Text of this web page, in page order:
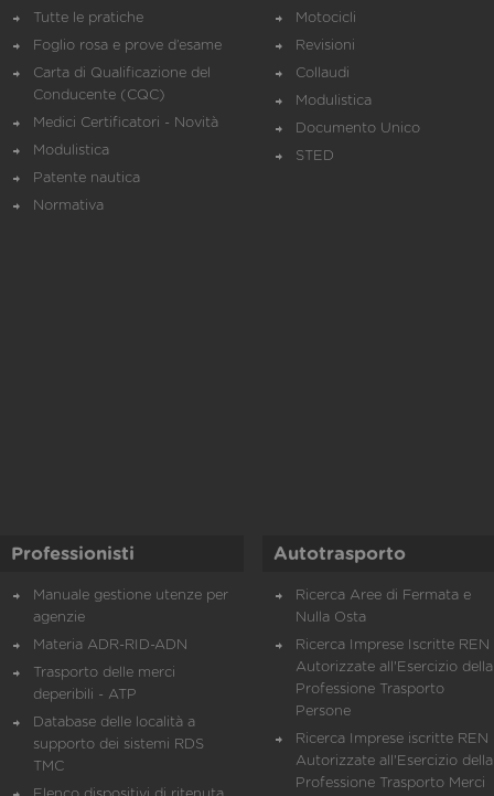
Tutte le pratiche
Foglio rosa e prove d’esame
Carta di Qualificazione del
Conducente (CQC)
Medici Certificatori - Novità
Modulistica
Patente nautica
Normativa
Motocicli
Revisioni
Collaudi
Modulistica
Documento Unico
STED
Professionisti
Manuale gestione utenze per
agenzie
Materia ADR-RID-ADN
Trasporto delle merci
deperibili - ATP
Database delle località a
supporto dei sistemi RDS
TMC
Autotrasporto
Ricerca Aree di Fermata e
Nulla Osta
Ricerca Imprese Iscritte REN
Autorizzate all'Esercizio della
Professione Trasporto
Persone
Ricerca Imprese iscritte REN
Autorizzate all'Esercizio della
Professione Trasporto Merci